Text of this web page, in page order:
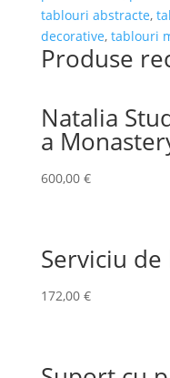
tablouri abstracte,
decorative, tablouri
Produse
Natalia
a
600,00 €
Serviciu
172,00 €